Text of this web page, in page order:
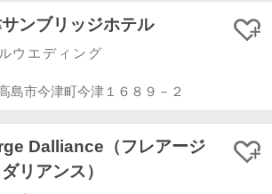
ンブリッジホテル
ウエディング
島市今津町今津１６８９－２
Dalliance（フレアージ
リアンス）